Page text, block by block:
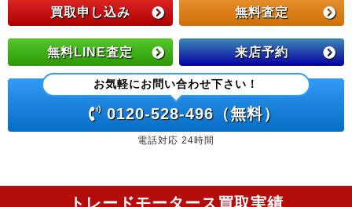
買取申し込み 無料査定
無料LINE査定 来店予約
お気軽にお問い合わせ下さい！
0120-528-496（無料）
電話対応 24時間
トレードモータース買取実績